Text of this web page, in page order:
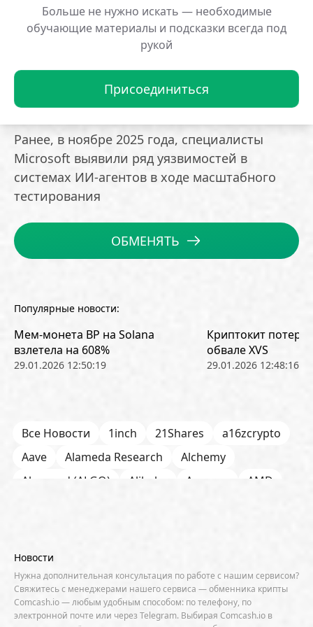
Больше не нужно искать — необходимые
обучающие материалы и подсказки всегда под
рукой
Присоединиться
В обновленной версии Xcode 26.3
реализована интеграция с Model Context
Protocol — открытым стандартом, который
предоставляет программистам свободу
выбора любого совместимого агента или
инструмента
Ранее, в ноябре 2025 года, специалисты
Microsoft выявили ряд уязвимостей в
системах ИИ-агентов в ходе масштабного
тестирования
ОБМЕНЯТЬ
Популярные новости:
Мем-монета BP на Solana
взлетела на 608%
29.01.2026 12:50:19
Криптокит
обвале XVS
29.01.2026 12:48:16
Все Новости 1inch 21Shares
a16zcrypto
Aave
Alameda Research
Alchemy
Algorand (ALGO)
Alibaba Amazon
AMD
Aster
Binance
BIS Bitcoin Core
Bitcoin Pizza Day
Bitfarms
Bitfinex Bitget
Bithumb
BitMEX
BitOK Bitwise BlackRock Block
Новости
Нужна дополнительная консультация по работе с нашим сервисом?
Свяжитесь с менеджерами нашего сервиса — обменника крипты
Comcash.io — любым удобным способом: по телефону, по
электронной почте или через Telegram. Выбирая Comcash.io в